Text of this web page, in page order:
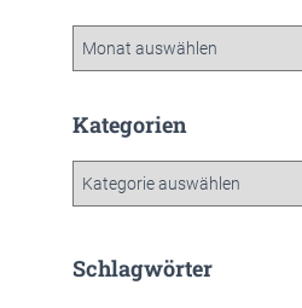
h
Kategorien
g
Schlagwörter